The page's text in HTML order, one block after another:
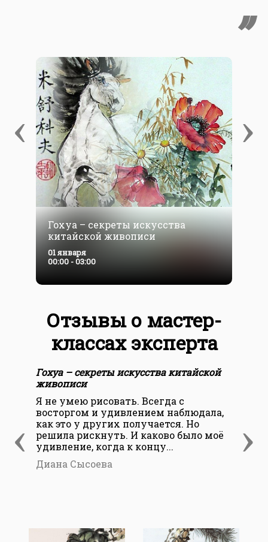
‹ ›
Гохуа – секреты искусства
китайской живописи
01 января
00:00 - 03:00
Отзывы о мастер-
классах эксперта
‹ ›
Гохуа – секреты искусства китайской
живописи
Я не умею рисовать. Всегда с
восторгом и удивлением наблюдала,
как это у других получается. Но
решила рискнуть. И каково было моё
удивление, когда к концу...
Диана Сысоева